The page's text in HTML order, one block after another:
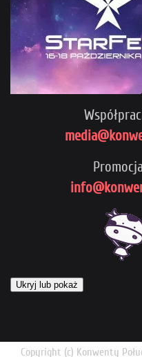
Ukryj lub pokaż
Copyright (c) Konwenty